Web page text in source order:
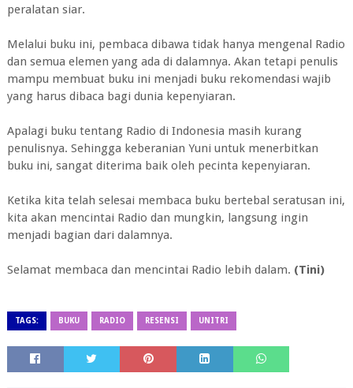
peralatan siar.
Melalui buku ini, pembaca dibawa tidak hanya mengenal Radio
dan semua elemen yang ada di dalamnya. Akan tetapi penulis
mampu membuat buku ini menjadi buku rekomendasi wajib
yang harus dibaca bagi dunia kepenyiaran.
Apalagi buku tentang Radio di Indonesia masih kurang
penulisnya. Sehingga keberanian Yuni untuk menerbitkan
buku ini, sangat diterima baik oleh pecinta kepenyiaran.
Ketika kita telah selesai membaca buku bertebal seratusan ini,
kita akan mencintai Radio dan mungkin, langsung ingin
menjadi bagian dari dalamnya.
Selamat membaca dan mencintai Radio lebih dalam. (Tini)
TAGS: BUKU RADIO RESENSI UNITRI